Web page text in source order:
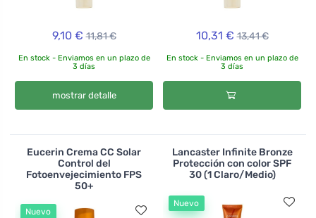
9,10 € 11,81 €
En stock - Enviamos en un plazo de
3 días
mostrar detalle
10,31 € 13,41 €
En stock - Enviamos en un plazo de
3 días
Eucerin Crema CC Solar
Control del
Fotoenvejecimiento FPS
50+
Nuevo
Lancaster Infinite Bronze
Protección con color SPF
30 (1 Claro/Medio)
Nuevo